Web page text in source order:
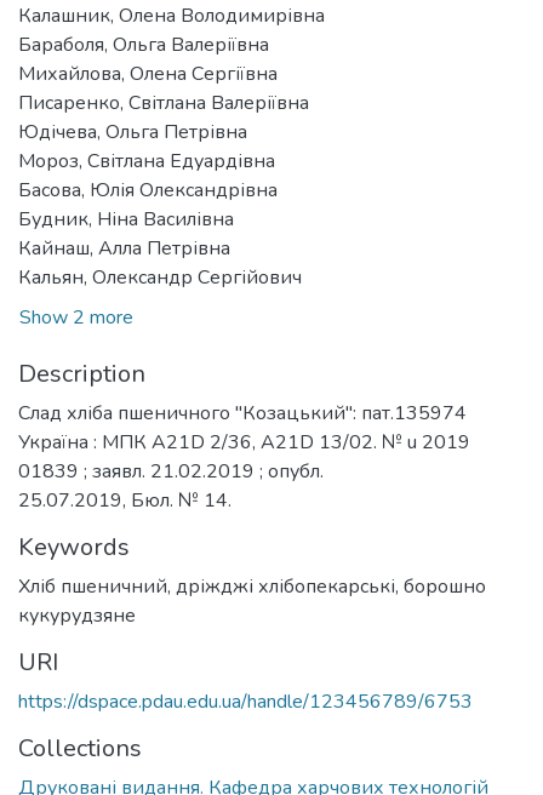
Калашник, Олена Володимирівна
Бараболя, Ольга Валеріївна
Михайлова, Олена Сергіївна
Писаренко, Світлана Валеріївна
Юдічева, Ольга Петрівна
Мороз, Світлана Едуардівна
Басова, Юлія Олександрівна
Будник, Ніна Василівна
Кайнаш, Алла Петрівна
Кальян, Олександр Сергійович
Show 2 more
Description
Слад хліба пшеничного "Козацький": пат.135974
Україна : МПК A21D 2/36, A21D 13/02. № u 2019
01839 ; заявл. 21.02.2019 ; опубл.
25.07.2019, Бюл. № 14.
Keywords
Хліб пшеничний, дріжджі хлібопекарські, борошно
кукурудзяне
URI
https://dspace.pdau.edu.ua/handle/123456789/6753
Collections
Друковані видання. Кафедра харчових технологій